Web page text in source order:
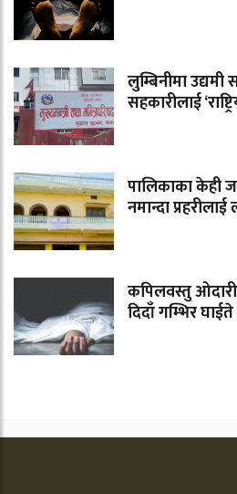
लुम्बिनीमा
सहकारीलाई
पालिकाका केही
नमान्दा
कपिलवस्तु
दिदाँ गम्भिर